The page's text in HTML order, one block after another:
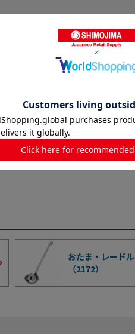
おたま・レードル
（2172）